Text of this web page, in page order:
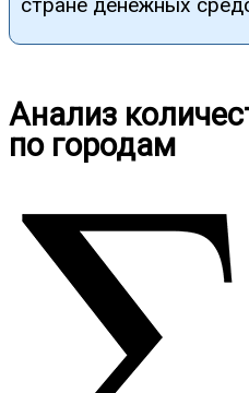
стране денежных
Анализ
по городам